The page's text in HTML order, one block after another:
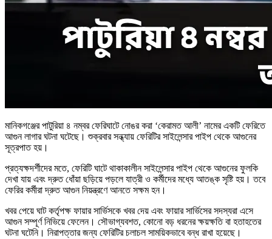
মানিকগঞ্জের পাটুরিয়া ৪ নম্বর ফেরিঘাটে নোঙর করা ‘কেরামত আলী’ নামের একটি ফেরিতে
আগুন লাগার ঘটনা ঘটেছে। শুক্রবার সন্ধ্যায় ফেরিটির সাইলেন্সার পাইপ থেকে আগুনের
সূত্রপাত হয়।
প্রত্যক্ষদর্শীদের মতে, ফেরিটি ঘাটে থাকাকালীন সাইলেন্সার পাইপ থেকে আগুনের ফুলকি
দেখা যায় এবং দ্রুত ধোঁয়া ছড়িয়ে পড়লে যাত্রী ও কর্মীদের মধ্যে আতঙ্ক সৃষ্টি হয়। তবে
ফেরির কর্মীরা দ্রুত আগুন নিয়ন্ত্রণে আনতে সক্ষম হন।
খবর পেয়ে ঘাট কর্তৃপক্ষ ফায়ার সার্ভিসকে খবর দেয় এবং ফায়ার সার্ভিসের সদস্যরা এসে
আগুন সম্পূর্ণ নিভিয়ে ফেলেন। সৌভাগ্যবশত, কোনো বড় ধরনের ক্ষয়ক্ষতি বা হতাহতের
ঘটনা ঘটেনি। নিরাপত্তার জন্য ফেরিটির চলাচল সাময়িকভাবে বন্ধ রাখা হয়েছে।